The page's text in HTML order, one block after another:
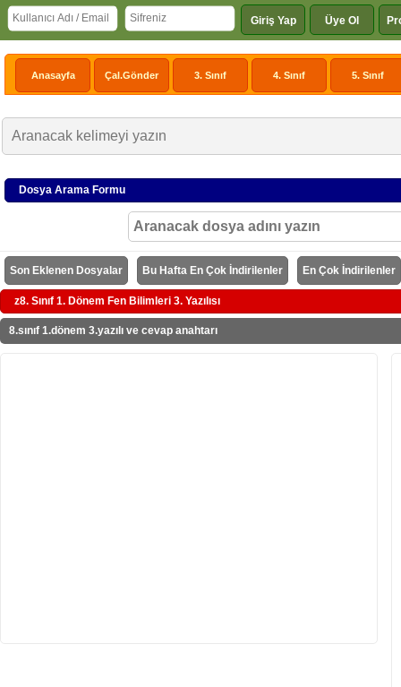
Giriş Yap Üye Ol
Anasayfa Çal.Gönder 3. Sınıf 4. Sınıf 5. Sınıf
Dosya Arama Formu
Son Eklenen Dosyalar Bu Hafta En Çok İndirilenler En Çok İndirilenler
z8. Sınıf 1. Dönem Fen Bilimleri 3. Yazılısı
8.sınıf 1.dönem 3.yazılı ve cevap anahtarı